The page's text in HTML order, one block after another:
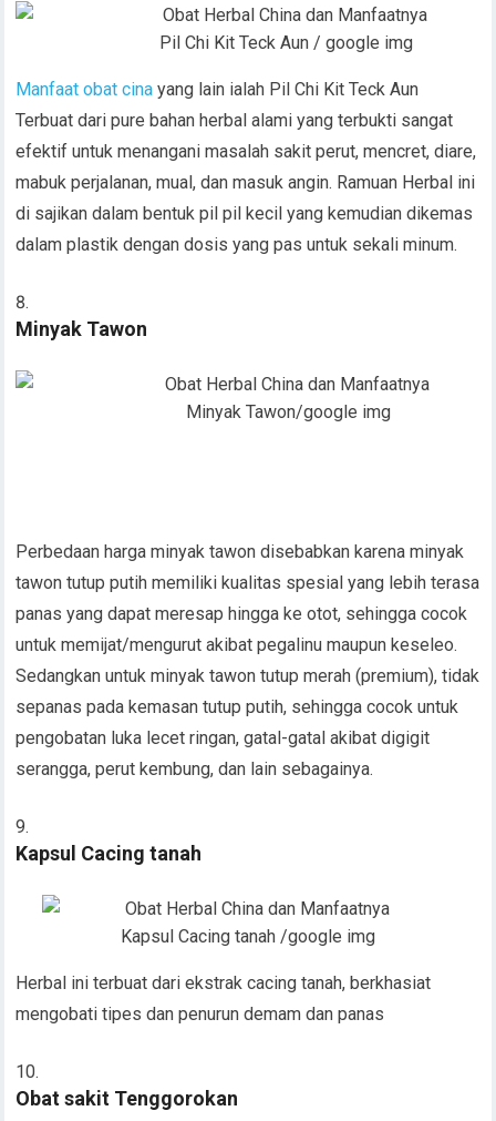
Pil Chi Kit Teck Aun / google img
Manfaat obat cina yang lain ialah Pil Chi Kit Teck Aun
Terbuat dari pure bahan herbal alami yang terbukti sangat
efektif untuk menangani masalah sakit perut, mencret, diare,
mabuk perjalanan, mual, dan masuk angin. Ramuan Herbal ini
di sajikan dalam bentuk pil pil kecil yang kemudian dikemas
dalam plastik dengan dosis yang pas untuk sekali minum.
Minyak Tawon
Minyak Tawon/google img
Perbedaan harga minyak tawon disebabkan karena minyak
tawon tutup putih memiliki kualitas spesial yang lebih terasa
panas yang dapat meresap hingga ke otot, sehingga cocok
untuk memijat/mengurut akibat pegalinu maupun keseleo.
Sedangkan untuk minyak tawon tutup merah (premium), tidak
sepanas pada kemasan tutup putih, sehingga cocok untuk
pengobatan luka lecet ringan, gatal-gatal akibat digigit
serangga, perut kembung, dan lain sebagainya.
Kapsul Cacing tanah
Kapsul Cacing tanah /google img
Herbal ini terbuat dari ekstrak cacing tanah, berkhasiat
mengobati tipes dan penurun demam dan panas
Obat sakit Tenggorokan